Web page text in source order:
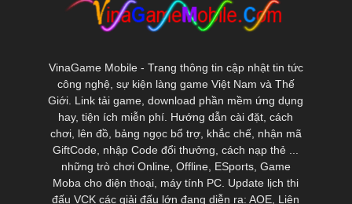
VinaGame Mobile - Trang thông tin cập nhật tin tức
công nghệ, sự kiện làng game Việt Nam và Thế
Giới. Link tải game, download phần mềm ứng dụng
hay, tiện ích miễn phí. Hướng dẫn cài đặt, cách
chơi, lên đồ, bảng ngọc bổ trợ, khắc chế, nhận mã
GiftCode, nhập Code đổi thưởng, cách nạp thẻ ...
những trò chơi Online, Offline, ESports, Game
Moba cho điện thoại, máy tính PC. Update lịch thi
đấu VCK các giải đấu lớn đang diễn ra: AOE, Liên